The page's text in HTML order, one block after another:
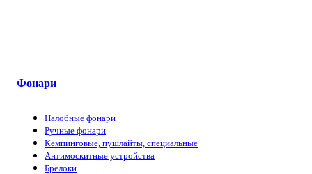
Фонари
Налобные фонари
Ручные фонари
Кемпинговые, пушлайты, специальные
Антимоскитные устройства
Брелоки